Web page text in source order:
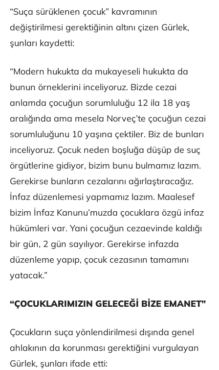
“Suça sürüklenen çocuk” kavramının
değiştirilmesi gerektiğinin altını çizen Gürlek,
şunları kaydetti:
“Modern hukukta da mukayeseli hukukta da
bunun örneklerini inceliyoruz. Bizde cezai
anlamda çocuğun sorumluluğu 12 ila 18 yaş
aralığında ama mesela Norveç’te çocuğun cezai
sorumluluğunu 10 yaşına çektiler. Biz de bunları
inceliyoruz. Çocuk neden boşluğa düşüp de suç
örgütlerine gidiyor, bizim bunu bulmamız lazım.
Gerekirse bunların cezalarını ağırlaştıracağız.
İnfaz düzenlemesi yapmamız lazım. Maalesef
bizim İnfaz Kanunu’muzda çocuklara özgü infaz
hükümleri var. Yani çocuğun cezaevinde kaldığı
bir gün, 2 gün sayılıyor. Gerekirse infazda
düzenleme yapıp, çocuk cezasının tamamını
yatacak.”
“ÇOCUKLARIMIZIN GELECEĞİ BİZE EMANET”
Çocukların suça yönlendirilmesi dışında genel
ahlakının da korunması gerektiğini vurgulayan
Gürlek, şunları ifade etti: